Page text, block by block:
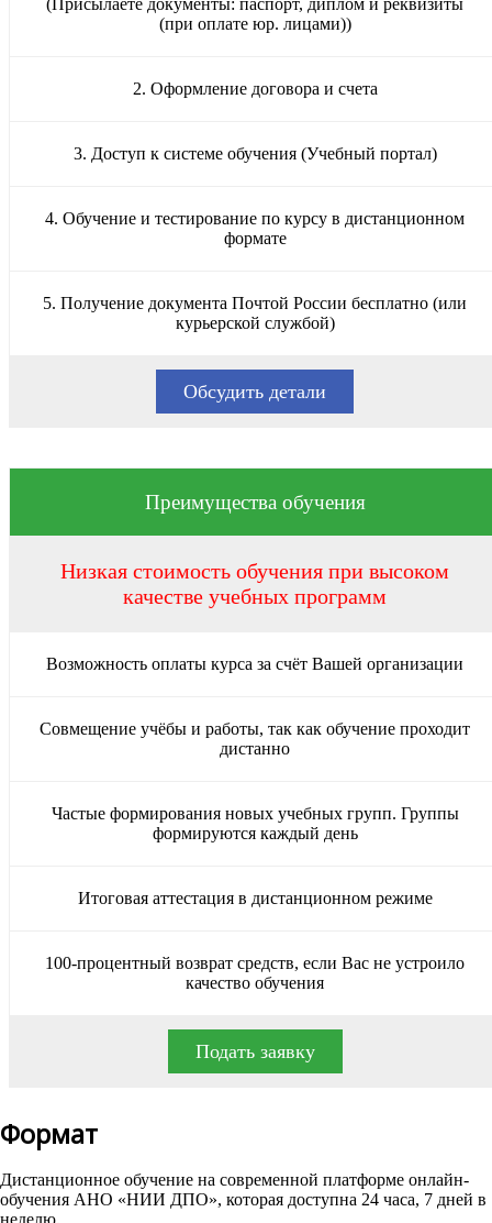
(при оплате юр. лицами))
2. Оформление договора и счета
3. Доступ к системе обучения (Учебный портал)
4. Обучение и тестирование по курсу в дистанционном
формате
5. Получение документа Почтой России бесплатно (или
курьерской службой)
Обсудить детали
Преимущества обучения
Низкая стоимость обучения при высоком
качестве учебных программ
Возможность оплаты курса за счёт Вашей организации
Совмещение учёбы и работы, так как обучение проходит
дистанно
Частые формирования новых учебных групп. Группы
формируются каждый день
Итоговая аттестация в дистанционном режиме
100-процентный возврат средств, если Вас не устроило
качество обучения
Подать заявку
Формат
Дистанционное обучение на современной платформе онлайн-
обучения АНО «НИИ ДПО», которая доступна 24 часа, 7 дней в
неделю.